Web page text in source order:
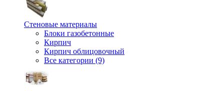
Стеновые материалы
Блоки газобетонные
Кирпич
Кирпич облицовочный
Все категории (9)